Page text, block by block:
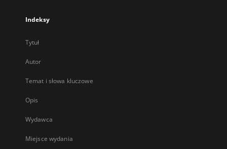
Indeksy
Tytuł
Autor
Temat i słowa kluczowe
Opis
Wydawca
Miejsce wydania